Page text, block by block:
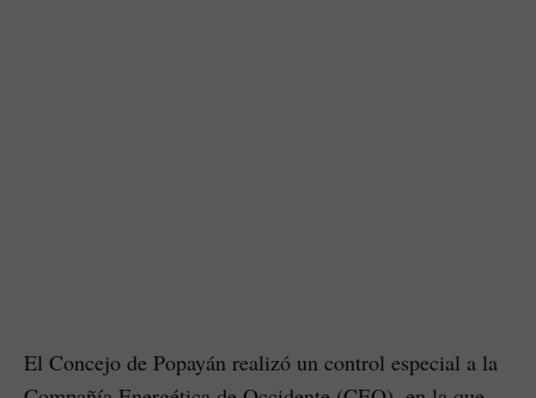
El Concejo de Popayán realizó un control especial a la